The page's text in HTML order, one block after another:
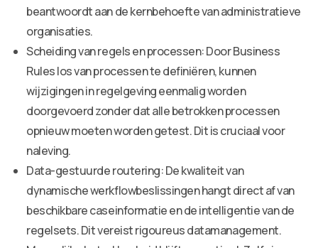
beantwoordt aan de kernbehoefte van administratieve
organisaties.
Scheiding van regels en processen: Door Business
Rules los van processen te definiëren, kunnen
wijzigingen in regelgeving eenmalig worden
doorgevoerd zonder dat alle betrokken processen
opnieuw moeten worden getest. Dit is cruciaal voor
naleving.
Data-gestuurde routering: De kwaliteit van
dynamische werkflowbeslissingen hangt direct af van
beschikbare caseinformatie en de intelligentie van de
regelsets. Dit vereist rigoureus datamanagement.